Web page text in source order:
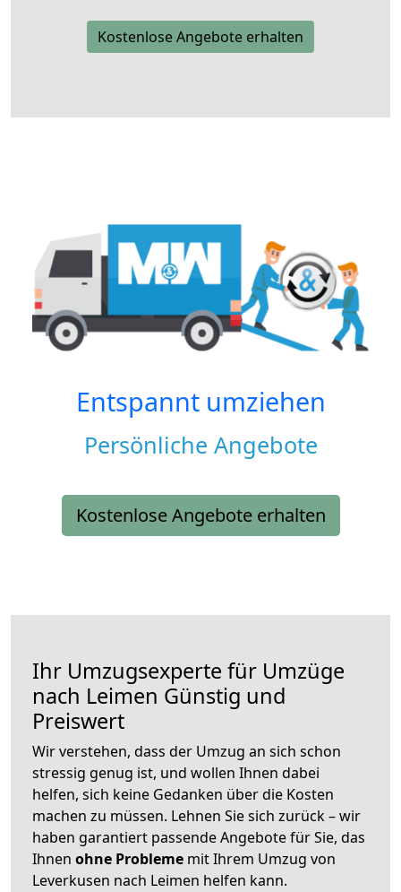
Kostenlose Angebote erhalten
Entspannt umziehen
Persönliche Angebote
Kostenlose Angebote erhalten
Ihr Umzugsexperte für Umzüge
nach Leimen Günstig und
Preiswert
Wir verstehen, dass der Umzug an sich schon
stressig genug ist, und wollen Ihnen dabei
helfen, sich keine Gedanken über die Kosten
machen zu müssen. Lehnen Sie sich zurück – wir
haben garantiert passende Angebote für Sie, das
Ihnen ohne Probleme mit Ihrem Umzug von
Leverkusen nach Leimen helfen kann.